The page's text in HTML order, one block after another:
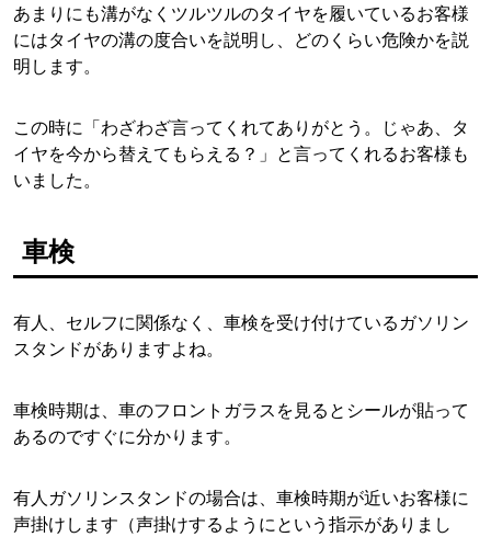
あまりにも溝がなくツルツルのタイヤを履いているお客様
にはタイヤの溝の度合いを説明し、どのくらい危険かを説
明します。
この時に「わざわざ言ってくれてありがとう。じゃあ、タ
イヤを今から替えてもらえる？」と言ってくれるお客様も
いました。
車検
有人、セルフに関係なく、車検を受け付けているガソリン
スタンドがありますよね。
車検時期は、車のフロントガラスを見るとシールが貼って
あるのですぐに分かります。
有人ガソリンスタンドの場合は、車検時期が近いお客様に
声掛けします（声掛けするようにという指示がありまし